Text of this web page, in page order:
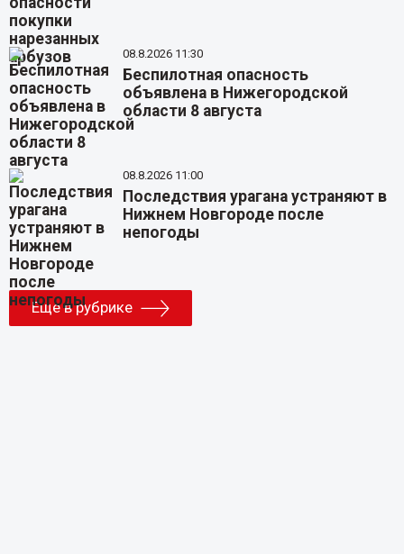
08.8.2026 11:30
Беспилотная опасность
объявлена в Нижегородской
области 8 августа
08.8.2026 11:00
Последствия урагана устраняют в
Нижнем Новгороде после
непогоды
Еще в рубрике